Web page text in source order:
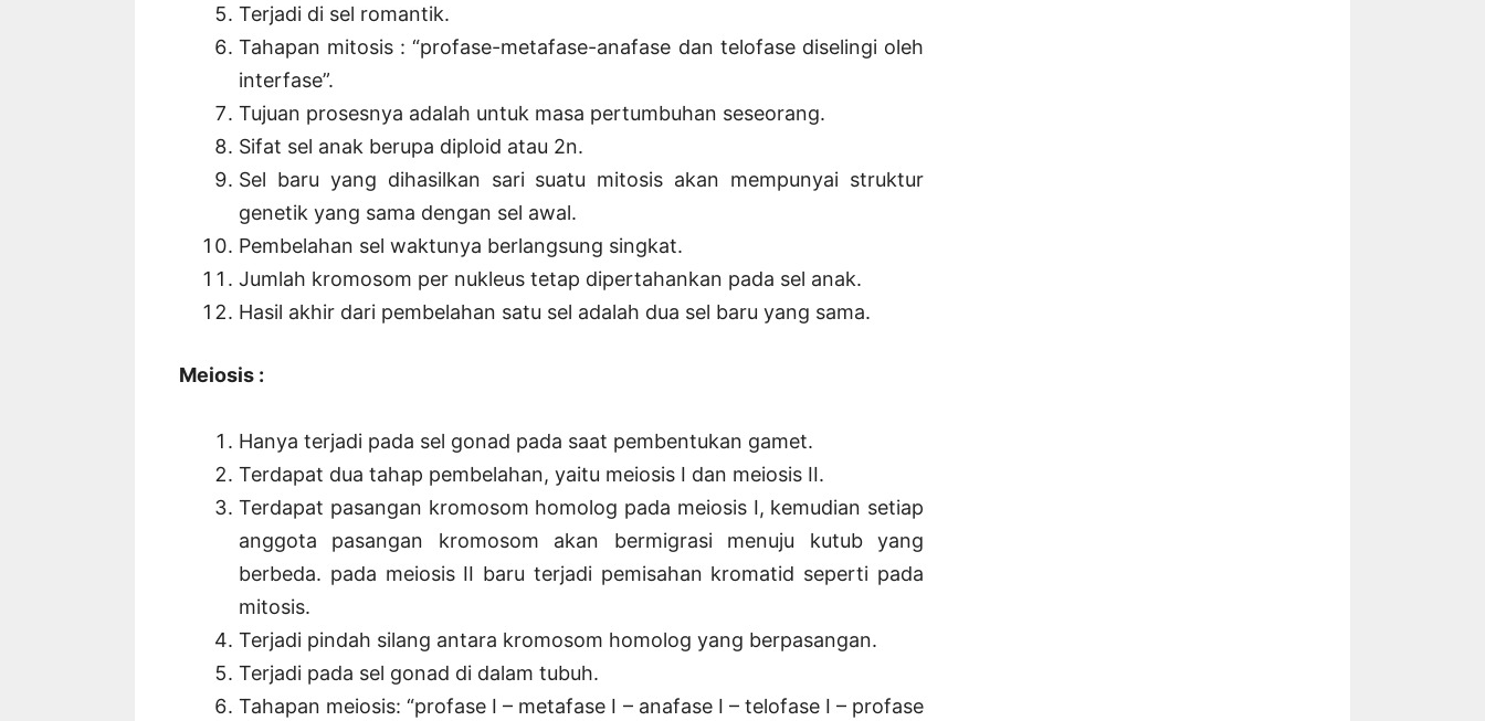
Terjadi di sel romantik.
Tahapan mitosis : “profase-metafase-anafase dan telofase diselingi oleh
interfase”.
Tujuan prosesnya adalah untuk masa pertumbuhan seseorang.
Sifat sel anak berupa diploid atau 2n.
Sel baru yang dihasilkan sari suatu mitosis akan mempunyai struktur
genetik yang sama dengan sel awal.
Pembelahan sel waktunya berlangsung singkat.
Jumlah kromosom per nukleus tetap dipertahankan pada sel anak.
Hasil akhir dari pembelahan satu sel adalah dua sel baru yang sama.
Meiosis :
Hanya terjadi pada sel gonad pada saat pembentukan gamet.
Terdapat dua tahap pembelahan, yaitu meiosis I dan meiosis II.
Terdapat pasangan kromosom homolog pada meiosis I, kemudian setiap
anggota pasangan kromosom akan bermigrasi menuju kutub yang
berbeda. pada meiosis II baru terjadi pemisahan kromatid seperti pada
mitosis.
Terjadi pindah silang antara kromosom homolog yang berpasangan.
Terjadi pada sel gonad di dalam tubuh.
Tahapan meiosis: “profase I – metafase I – anafase I – telofase I – profase